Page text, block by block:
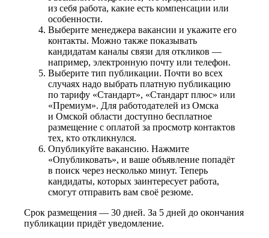
из себя работа, какие есть компенсации или
особенности.
Выберите менеджера вакансии и укажите его
контакты. Можно также показывать
кандидатам каналы связи для откликов —
например, электронную почту или телефон.
Выберите тип публикации. Почти во всех
случаях надо выбрать платную публикацию
по тарифу «Стандарт», «Стандарт плюс» или
«Премиум». Для работодателей из Омска
и Омской области доступно бесплатное
размещение с оплатой за просмотр контактов
тех, кто откликнулся.
Опубликуйте вакансию. Нажмите
«Опубликовать», и ваше объявление попадёт
в поиск через несколько минут. Теперь
кандидаты, которых заинтересует работа,
смогут отправить вам своё резюме.
Срок размещения — 30 дней. За 5 дней до окончания
публикации придёт уведомление.